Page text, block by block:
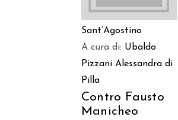
Sant’Agostino
A cura di: Ubaldo
Pizzani Alessandra di
Pilla
Contro Fausto
Manicheo